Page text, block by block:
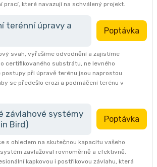
prací, které navazují na schválený projekt.
terénní úpravy a
Poptávka
svah, vyřešíme odvodnění a zajistíme
certifikovaného substrátu, ne levného
postupy při úpravě terénu jsou naprostou
se předešlo erozi a podmáčení terénu v
závlahové systémy
Bird)
Poptávka
s ohledem na skutečnou kapacitu vašeho
zavlažoval rovnoměrně a efektivně.
kapkovou i postřikovou závlahu, která